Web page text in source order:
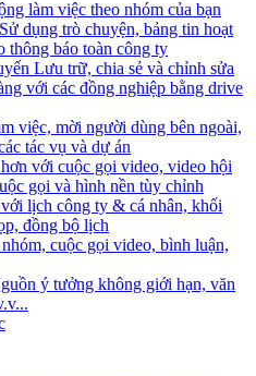
làm việc theo nhóm của bạn
Sử dụng trò chuyện, bảng tin hoạt
thông báo toàn công ty
Lưu trữ, chia sẻ và chỉnh sửa
với các đồng nghiệp bằng drive
việc, mời người dùng bên ngoài,
tác vụ và dự án
với cuộc gọi video, video hội
gọi và hình nền tùy chỉnh
lịch công ty & cá nhân, khối
đồng bộ lịch
cuộc gọi video, bình luận,
ý tưởng không giới hạn, văn